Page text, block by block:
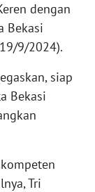
dengan
Bekasi
9/2024).
siap
Bekasi
Tri